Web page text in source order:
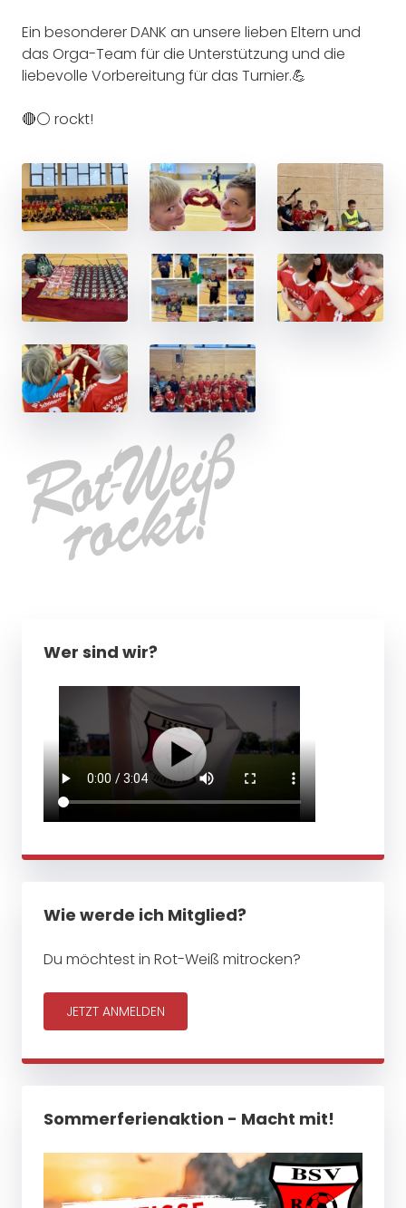
Ein besonderer DANK an unsere lieben Eltern und
das Orga-Team für die Unterstützung und die
liebevolle Vorbereitung für das Turnier.💪
🔴⚪️ rockt!
Wer sind wir?
Wie werde ich Mitglied?
Du möchtest in Rot-Weiß mitrocken?
JETZT ANMELDEN
Sommerferienaktion - Macht mit!